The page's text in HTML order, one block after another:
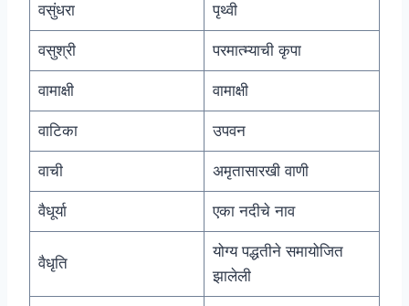
वसुंधरा पृथ्वी
वसुश्री परमात्म्याची कृपा
वामाक्षी वामाक्षी
वाटिका उपवन
वाची अमृतासारखी वाणी
वैधूर्या एका नदीचे नाव
वैधृति
योग्य पद्धतीने समायोजित
झालेली